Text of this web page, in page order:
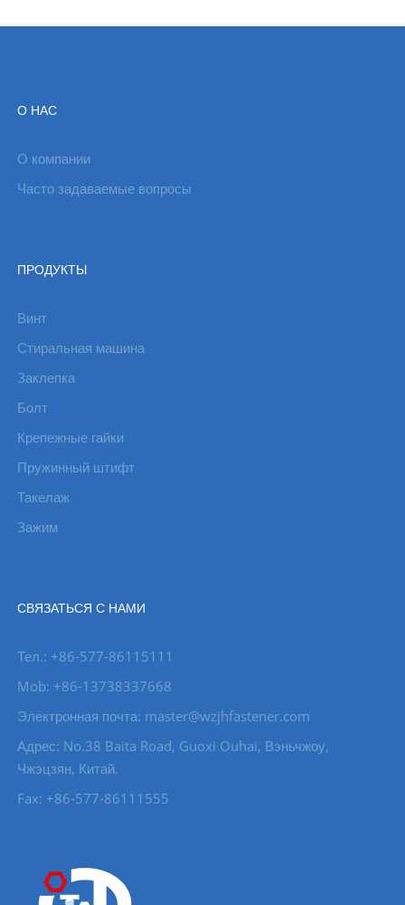
О НАС
О компании
Часто задаваемые вопросы
ПРОДУКТЫ
Винт
Стиральная машина
Заклепка
Болт
Крепежные гайки
Пружинный штифт
Такелаж
Зажим
СВЯЗАТЬСЯ С НАМИ
Тел.: +86-577-86115111
Mob: +86-13738337668
Электронная почта: master@wzjhfastener.com
Адрес: No.38 Baita Road, Guoxi Ouhai, Вэньчжоу,
Чжэцзян, Китай.
Fax: +86-577-86111555